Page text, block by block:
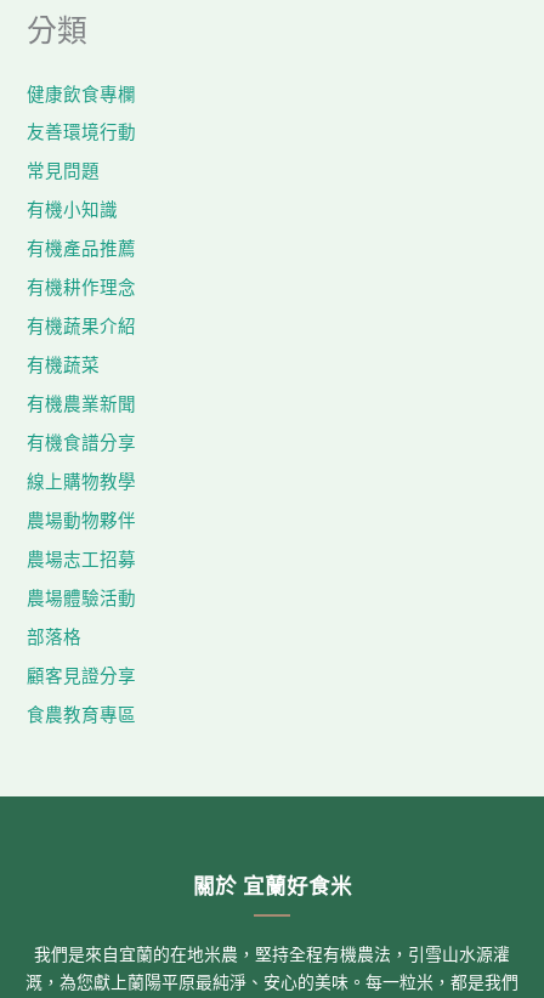
分類
健康飲食專欄
友善環境行動
常見問題
有機小知識
有機產品推薦
有機耕作理念
有機蔬果介紹
有機蔬菜
有機農業新聞
有機食譜分享
線上購物教學
農場動物夥伴
農場志工招募
農場體驗活動
部落格
顧客見證分享
食農教育專區
關於 宜蘭好食米
我們是來自宜蘭的在地米農，堅持全程有機農法，引雪山水源灌
溉，為您獻上蘭陽平原最純淨、安心的美味。每一粒米，都是我們